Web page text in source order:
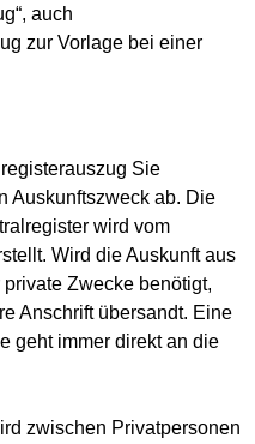
auch
zur Vorlage bei einer
Sie
Auskunftszweck ab. Die
wird vom
Wird die Auskunft aus
Zwecke benötigt,
Anschrift übersandt. Eine
geht immer direkt an die
zwischen Privatpersonen